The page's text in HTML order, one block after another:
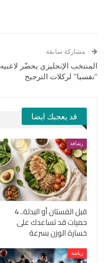
مشاركة سابقة
المنتخب الإنجليزي يحضّر لاعبيه
“نفسيا” لركلات الترجيح
قد يعجبك ايضا
رشاقة
قبل الفستان أو البدلة.. 4
حميات قد تساعدك على
خسارة الوزن بسرعة
رياضة